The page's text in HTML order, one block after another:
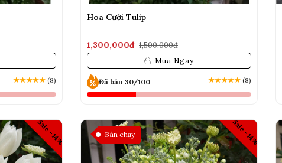
★★★★★ (8)
Hoa Cưới Tulip
1,300,000đ 1,500,000đ
Mua Ngay
Đã bán 30/100 ★★★★★(8)
Sale -14% Bán chạy Sale -14%